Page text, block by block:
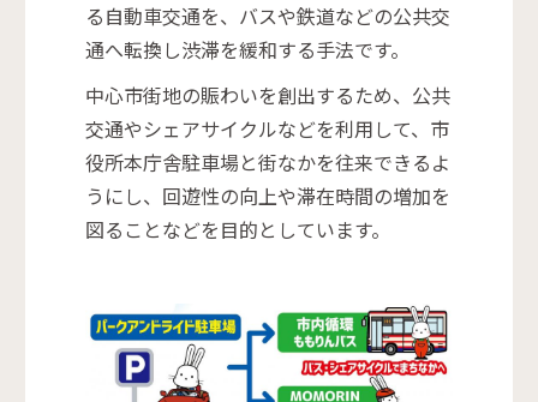
る自動車交通を、バスや鉄道などの公共交
通へ転換し渋滞を緩和する手法です。
中心市街地の賑わいを創出するため、公共
交通やシェアサイクルなどを利用して、市
役所本庁舎駐車場と街なかを往来できるよ
うにし、回遊性の向上や滞在時間の増加を
図ることなどを目的としています。